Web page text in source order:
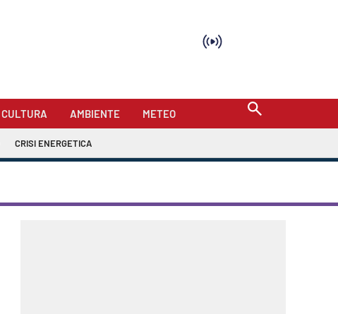
CULTURA AMBIENTE METEO
CRISI ENERGETICA